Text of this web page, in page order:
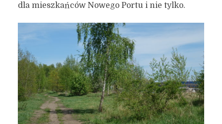
dla mieszkańców Nowego Portu i nie tylko.